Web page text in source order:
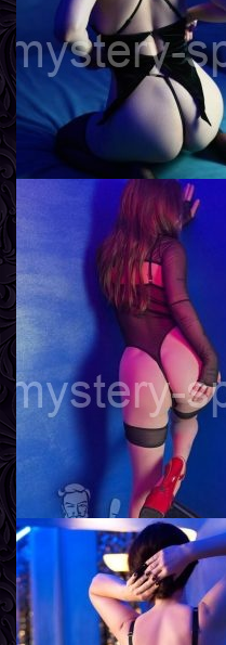
56 кг
Грудь
2-й
Яна
Возраст
23
Рост
170 см
Вес
58 кг
Грудь
3-й
Инга